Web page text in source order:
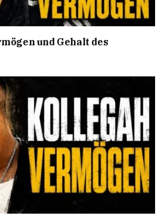
und Gehalt des